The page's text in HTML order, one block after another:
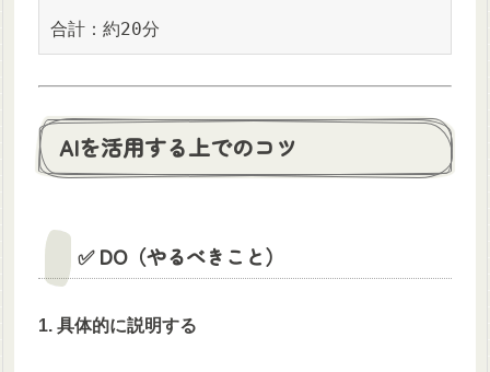
合計：約20分
AIを活用する上でのコツ
✅ DO（やるべきこと）
1. 具体的に説明する